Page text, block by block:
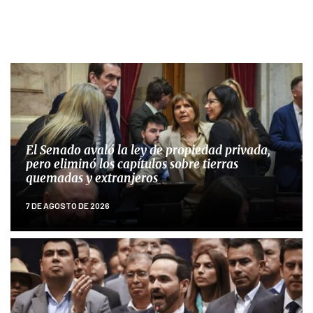
El Senado avaló la ley de propiedad privada,
pero eliminó los capítulos sobre tierras
quemadas y extranjeros
7 DE AGOSTO DE 2026